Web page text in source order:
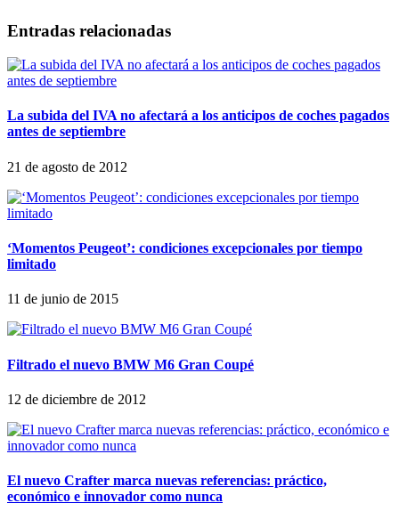
Entradas relacionadas
La subida del IVA no afectará a los anticipos de coches pagados
antes de septiembre
21 de agosto de 2012
‘Momentos Peugeot’: condiciones excepcionales por tiempo
limitado
11 de junio de 2015
Filtrado el nuevo BMW M6 Gran Coupé
12 de diciembre de 2012
El nuevo Crafter marca nuevas referencias: práctico,
económico e innovador como nunca